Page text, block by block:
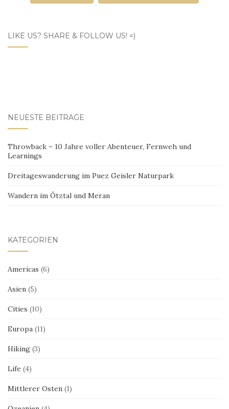
LIKE US? SHARE & FOLLOW US! =)
NEUESTE BEITRÄGE
Throwback – 10 Jahre voller Abenteuer, Fernweh und
Learnings
Dreitageswanderung im Puez Geisler Naturpark
Wandern im Ötztal und Meran
KATEGORIEN
Americas (6)
Asien (5)
Cities (10)
Europa (11)
Hiking (3)
Life (4)
Mittlerer Osten (1)